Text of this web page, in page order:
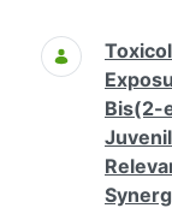
Ricerca
Bis(2-